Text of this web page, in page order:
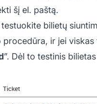
šį el. paštą.
bilietų
ir jei
”. Dėl to testinis